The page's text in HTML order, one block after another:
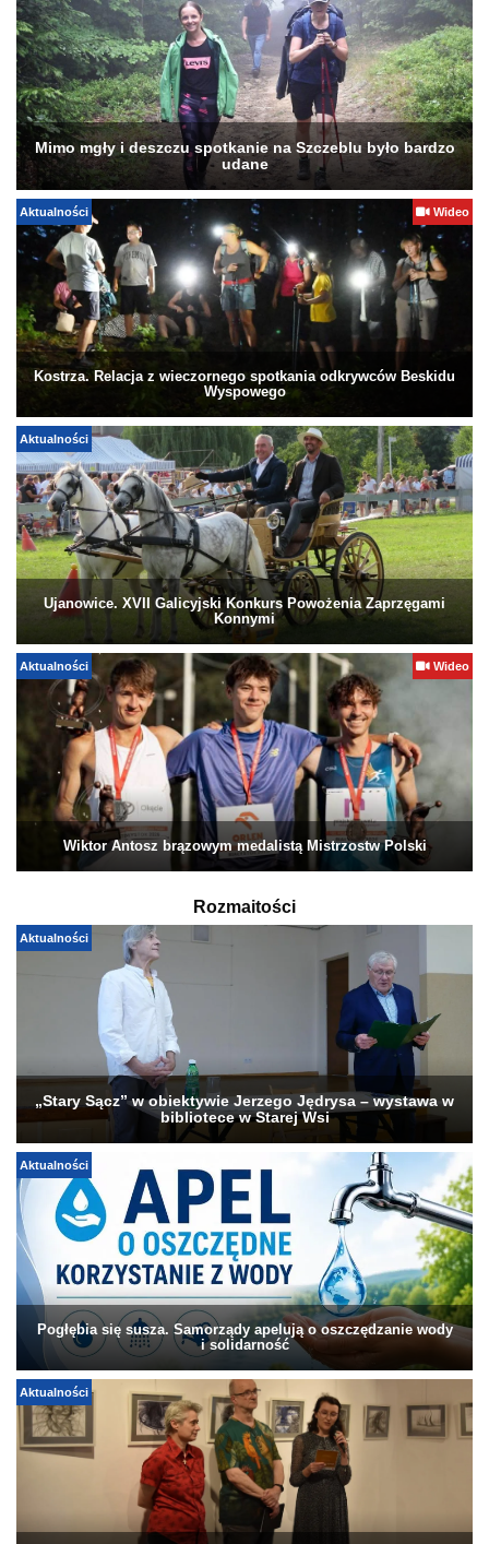
Mimo mgły i deszczu spotkanie na Szczeblu było bardzo
udane
Aktualności Wideo
Kostrza. Relacja z wieczornego spotkania odkrywców Beskidu
Wyspowego
Aktualności
Ujanowice. XVII Galicyjski Konkurs Powożenia Zaprzęgami
Konnymi
Aktualności Wideo
Wiktor Antosz brązowym medalistą Mistrzostw Polski
Rozmaitości
Aktualności
„Stary Sącz” w obiektywie Jerzego Jędrysa – wystawa w
bibliotece w Starej Wsi
Aktualności
Pogłębia się susza. Samorządy apelują o oszczędzanie wody
i solidarność
Aktualności